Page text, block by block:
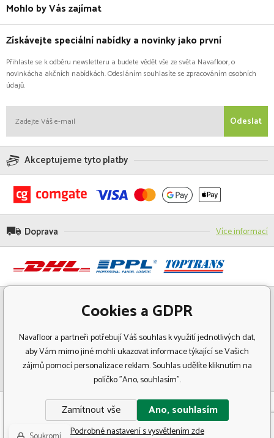
Mohlo by Vás zajímat
Získávejte speciální nabídky a novinky jako první
Přihlaste se k odběru newsletteru a budete vědět vše ze světa Navafloor, o
novinkácha akčních nabídkách. Odesláním souhlasíte se zpracováním osobních
údajů.
Odeslat
Akceptujeme tyto platby
Doprava Více informací
© Copyright 2018 Navafloor - Specializovaný prodej podlahových krytin.
Všechna práva vyhrazena.
Cookies a GDPR
Navafloor a partneři potřebují Váš souhlas k využití jednotlivých dat,
aby Vám mimo jiné mohli ukazovat informace týkající se Vašich
zájmů pomocí personalizace reklam. Souhlas udělíte kliknutím na
políčko "Ano, souhlasím".
Zamítnout vše Ano, souhlasím
Podrobné nastavení s vysvětlením zde